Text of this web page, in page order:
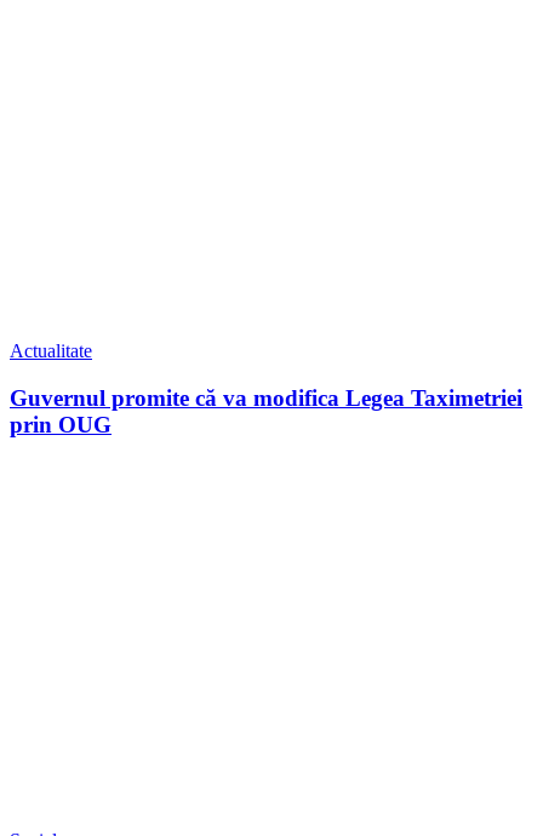
Actualitate
Guvernul promite că va modifica Legea Taximetriei
prin OUG